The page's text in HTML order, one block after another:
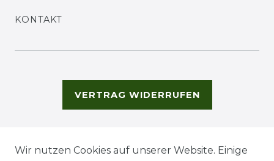
KONTAKT
VERTRAG WIDERRUFEN
Wir nutzen Cookies auf unserer Website. Einige